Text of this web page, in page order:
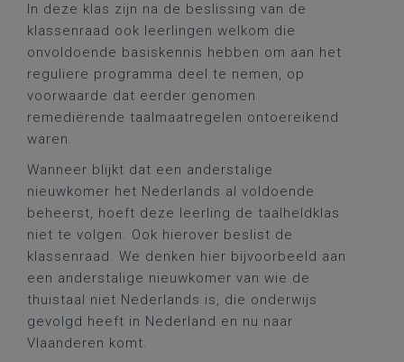
In deze klas zijn na de beslissing van de
klassenraad ook leerlingen welkom die
onvoldoende basiskennis hebben om aan het
reguliere programma deel te nemen, op
voorwaarde dat eerder genomen
remediërende taalmaatregelen ontoereikend
waren.
Wanneer blijkt dat een anderstalige
nieuwkomer het Nederlands al voldoende
beheerst, hoeft deze leerling de taalheldklas
niet te volgen. Ook hierover beslist de
klassenraad. We denken hier bijvoorbeeld aan
een anderstalige nieuwkomer van wie de
thuistaal niet Nederlands is, die onderwijs
gevolgd heeft in Nederland en nu naar
Vlaanderen komt.